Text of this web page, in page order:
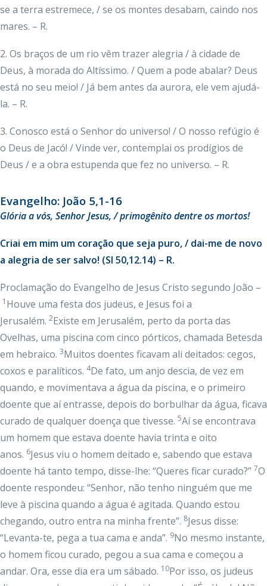
se a terra estremece, / se os montes desabam, caindo nos
mares. – R.
2. Os braços de um rio vêm trazer alegria / à cidade de
Deus, à morada do Altíssimo. / Quem a pode abalar? Deus
está no seu meio! / Já bem antes da aurora, ele vem ajudá-
la. – R.
3. Conosco está o Senhor do universo! / O nosso refúgio é
o Deus de Jacó! / Vinde ver, contemplai os prodígios de
Deus / e a obra estupenda que fez no universo. – R.
Evangelho: João 5,1-16
Glóriaa vós, Senhor Jesus, / primogênito dentre os mortos!
Criai em mim um coração que seja puro, / dai-me de novo
a alegria de ser salvo! (Sl 50,12.14) – R.
Proclamação do Evangelho de Jesus Cristo segundo João –
1 Houve uma festa dos judeus, e Jesus foi a
Jerusalém. 2Existe em Jerusalém, perto da porta das
Ovelhas, uma piscina com cinco pórticos, chamada Betesda
em hebraico. 3Muitos doentes ficavam ali deitados: cegos,
coxos e paralíticos. 4De fato, um anjo descia, de vez em
quando, e movimentava a água da piscina, e o primeiro
doente que aí entrasse, depois do borbulhar da água, ficava
curado de qualquer doença que tivesse. 5Aí se encontrava
um homem que estava doente havia trinta e oito
anos. 6Jesus viu o homem deitado e, sabendo que estava
doente há tanto tempo, disse-lhe: “Queres ficar curado?” 7O
doente respondeu: “Senhor, não tenho ninguém que me
leve à piscina quando a água é agitada. Quando estou
chegando, outro entra na minha frente”. 8Jesus disse:
“Levanta-te, pega a tua cama e anda”. 9No mesmo instante,
o homem ficou curado, pegou a sua cama e começou a
andar. Ora, esse dia era um sábado. 10Por isso, os judeus